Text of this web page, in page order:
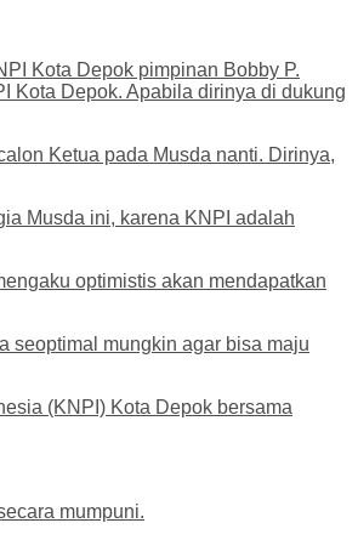
Kota Depok pimpinan Bobby P.
Kota Depok. Apabila dirinya di dukung
Ketua pada Musda nanti. Dirinya,
Musda ini, karena KNPI adalah
optimistis akan mendapatkan
seoptimal mungkin agar bisa maju
(KNPI) Kota Depok bersama
mumpuni.